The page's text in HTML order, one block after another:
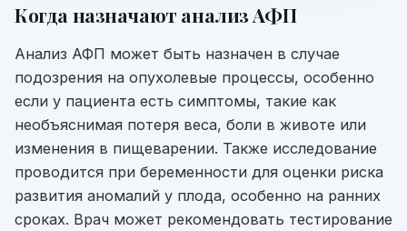
Когда назначают анализ АФП
Анализ АФП может быть назначен в случае
подозрения на опухолевые процессы, особенно
если у пациента есть симптомы, такие как
необъяснимая потеря веса, боли в животе или
изменения в пищеварении. Также исследование
проводится при беременности для оценки риска
развития аномалий у плода, особенно на ранних
сроках. Врач может рекомендовать тестирование